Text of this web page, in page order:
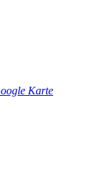
Karte